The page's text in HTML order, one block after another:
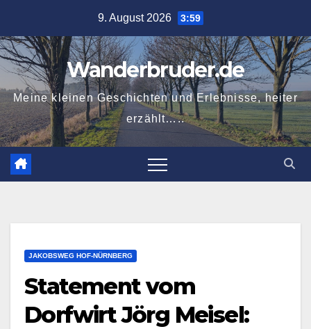
springen
9. August 2026 3:59
Wanderbruder.de
Meine kleinen Geschichten und Erlebnisse, heiter
erzählt…..
JAKOBSWEG HOF-NÜRNBERG
Statement vom
Dorfwirt Jörg Meisel: